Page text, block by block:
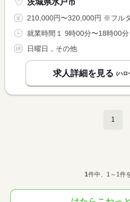
210,000円〜320,000円 ※フルタイム求人の場合は月額（換算額）、
日曜日，その他
求人詳細を見る (ハロ
1
1件中、1～1件